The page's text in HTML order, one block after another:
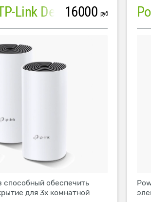
Mesh система TP-Link Deco M4 (3 устройства)
16000 руб
способный обеспечить
для 3х комнатной